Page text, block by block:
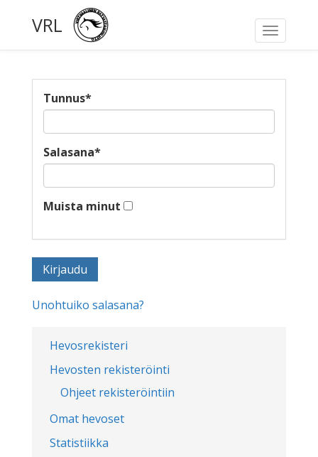
Toggle
VRL
Hevosrekisteri
Hevosten rekisteröinti
Ohjeet rekisteröintiin
Omat hevoset
Statistiikka
Tunnus*
Salasana*
Muista minut
Unohtuiko salasana?